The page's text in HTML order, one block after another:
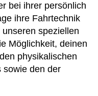
bei ihrer persönlich
ihre Fahrtechnik
speziellen
Möglichkeit, deinen
physikalischen
sowie den der